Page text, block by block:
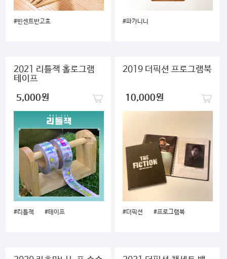
#빈센트반고흐 #파가니니
2021 리틀잭 홀로그램
테이프
5,000원
#리틀잭 #테이프
2019 더픽션 프로그램북
10,000원
#더픽션 #프로그램북